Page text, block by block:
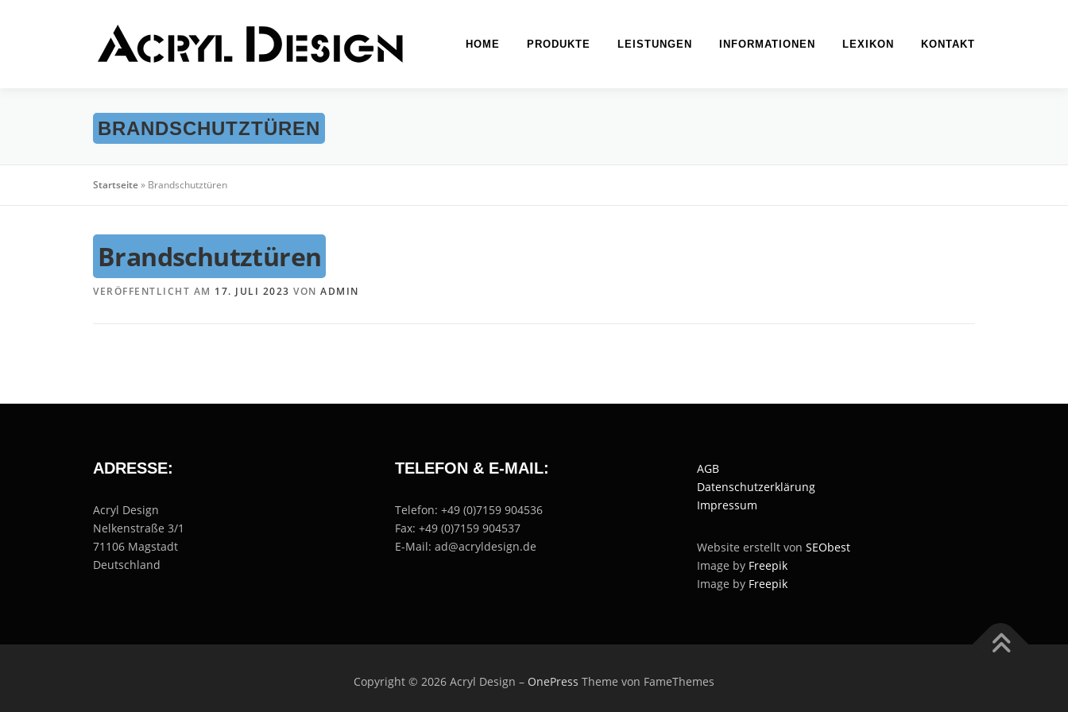
HOME PRODUKTE LEISTUNGEN INFORMATIONEN LEXIKON KONTAKT
BRANDSCHUTZTÜREN
Startseite» Brandschutztüren
Brandschutztüren
VERÖFFENTLICHT AM 17. JULI 2023 VON ADMIN
ADRESSE:
Acryl Design
Nelkenstraße 3/1
71106 Magstadt
Deutschland
TELEFON & E-MAIL:
Telefon: +49 (0)7159 904536
Fax: +49 (0)7159 904537
E-Mail: ad@acryldesign.de
AGB
Datenschutzerklärung
Impressum
Website erstellt von SEObest
Image by Freepik
Image by Freepik
Copyright © 2026 Acryl Design – OnePress Theme von FameThemes